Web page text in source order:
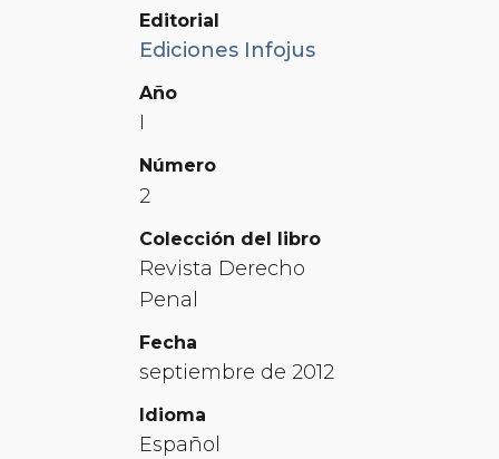
Editorial
Ediciones Infojus
Año
I
Número
2
Colección del libro
Revista Derecho
Penal
Fecha
septiembre de 2012
Idioma
Español